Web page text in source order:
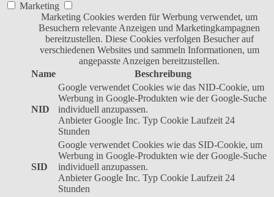
Marketing
Marketing Cookies werden für Werbung verwendet, um
Besuchern relevante Anzeigen und Marketingkampagnen
bereitzustellen. Diese Cookies verfolgen Besucher auf
verschiedenen Websites und sammeln Informationen, um
angepasste Anzeigen bereitzustellen.
Name
Beschreibung
NID
Google verwendet Cookies wie das NID-Cookie, um
Werbung in Google-Produkten wie der Google-Suche
individuell anzupassen.
Anbieter Google Inc. Typ Cookie Laufzeit 24
Stunden
SID
Google verwendet Cookies wie das SID-Cookie, um
Werbung in Google-Produkten wie der Google-Suche
individuell anzupassen.
Anbieter Google Inc. Typ Cookie Laufzeit 24
Stunden